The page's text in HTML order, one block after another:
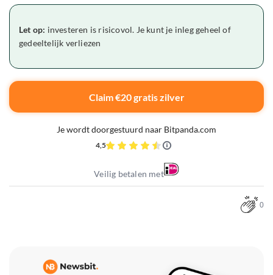
Let op: investeren is risicovol. Je kunt je inleg geheel of
gedeeltelijk verliezen
Claim €20 gratis zilver
Je wordt doorgestuurd naar Bitpanda.com
4,5
Veilig betalen met
0